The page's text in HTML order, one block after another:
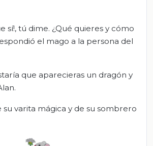
sí!, tú dime. ¿Qué quieres y cómo
el mago a la persona del
que aparecieras un dragón y
su varita mágica y de su sombrero